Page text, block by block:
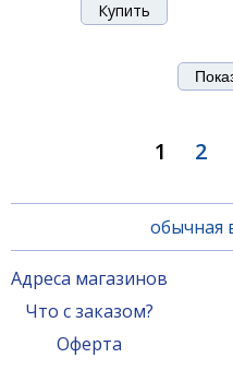
1 2
обычная
Адреса магазинов
Что с заказом?
Оферта